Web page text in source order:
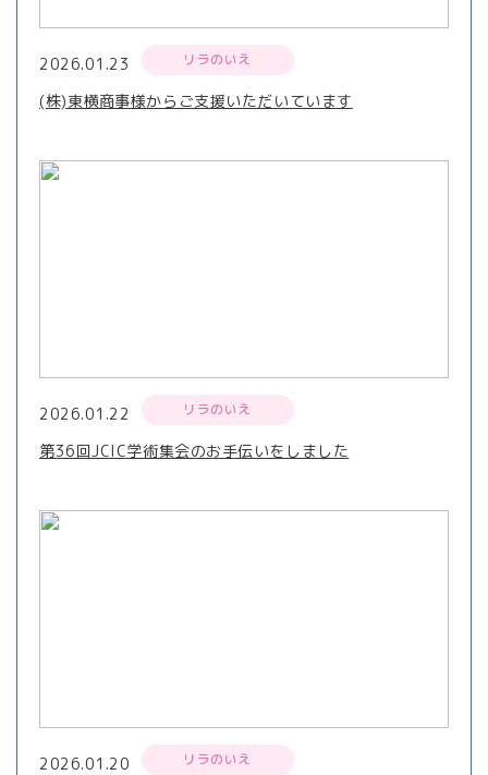
2026.01.23 リラのいえ
(株)東横商事様からご支援いただいています
2026.01.22 リラのいえ
第36回JCIC学術集会のお手伝いをしました
2026.01.20 リラのいえ